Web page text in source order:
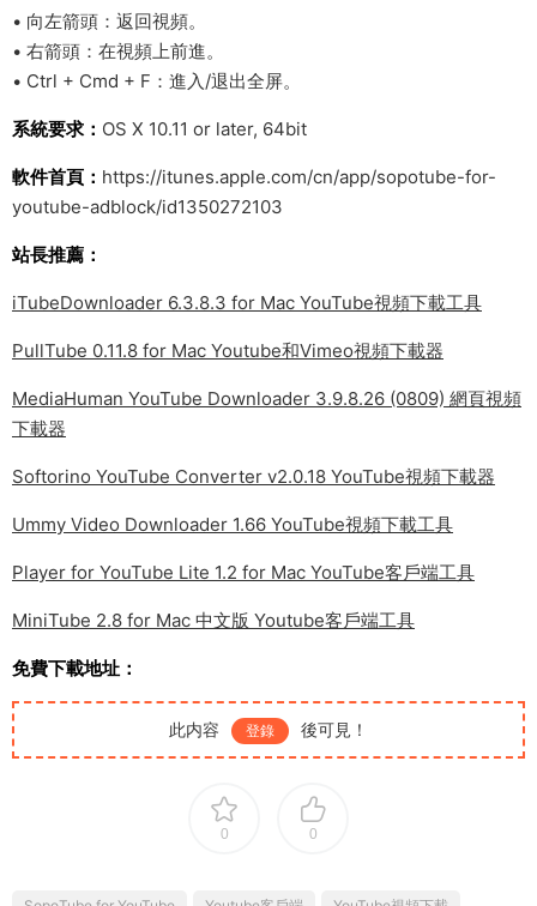
• 向左箭頭：返回視頻。
• 右箭頭：在視頻上前進。
• Ctrl + Cmd + F：進入/退出全屏。
系統要求： OS X 10.11 or later, 64bit
軟件首頁： https://itunes.apple.com/cn/app/sopotube-for-
youtube-adblock/id1350272103
站長推薦：
iTubeDownloader 6.3.8.3 for Mac YouTube視頻下載工具
PullTube 0.11.8 for Mac Youtube和Vimeo視頻下載器
MediaHuman YouTube Downloader 3.9.8.26 (0809) 網頁視頻
下載器
Softorino YouTube Converter v2.0.18 YouTube視頻下載器
Ummy Video Downloader 1.66 YouTube視頻下載工具
Player for YouTube Lite 1.2 for Mac YouTube客戶端工具
MiniTube 2.8 for Mac 中文版 Youtube客戶端工具
免費下載地址：
此内容 登錄 後可見！
0 0